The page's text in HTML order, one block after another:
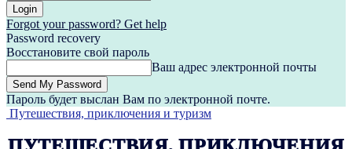
Forgot your password? Get help
Password recovery
Восстановите свой пароль
Ваш адрес электронной почты
Пароль будет выслан Вам по электронной почте.
Путешествия, приключения и туризм